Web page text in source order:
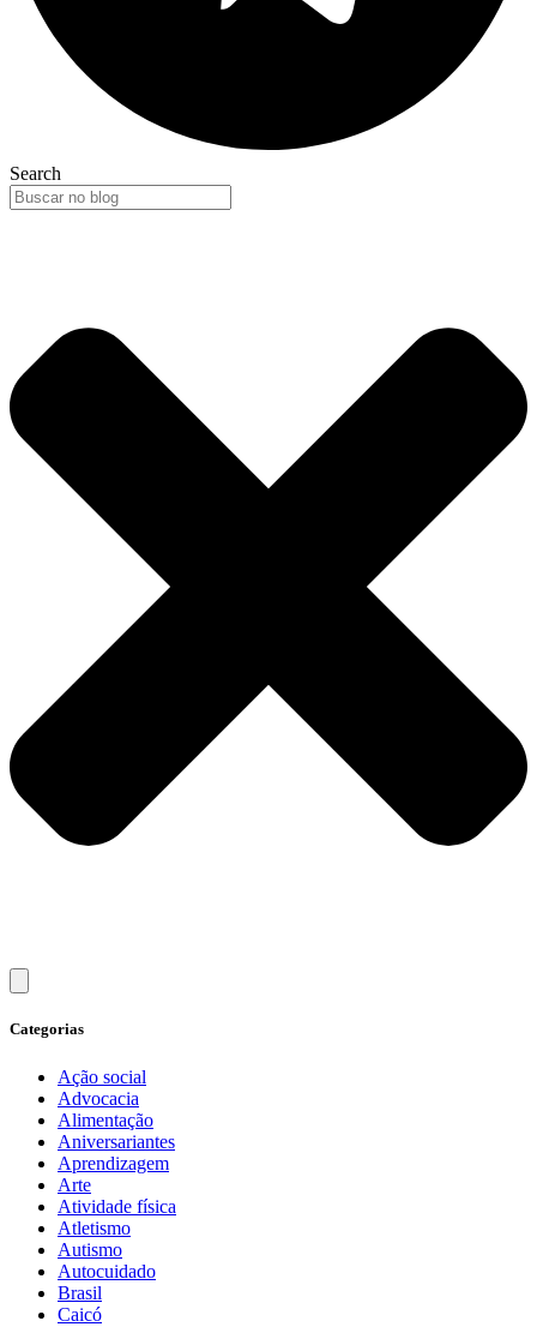
Search
Categorias
Ação social
Advocacia
Alimentação
Aniversariantes
Aprendizagem
Arte
Atividade física
Atletismo
Autismo
Autocuidado
Brasil
Caicó